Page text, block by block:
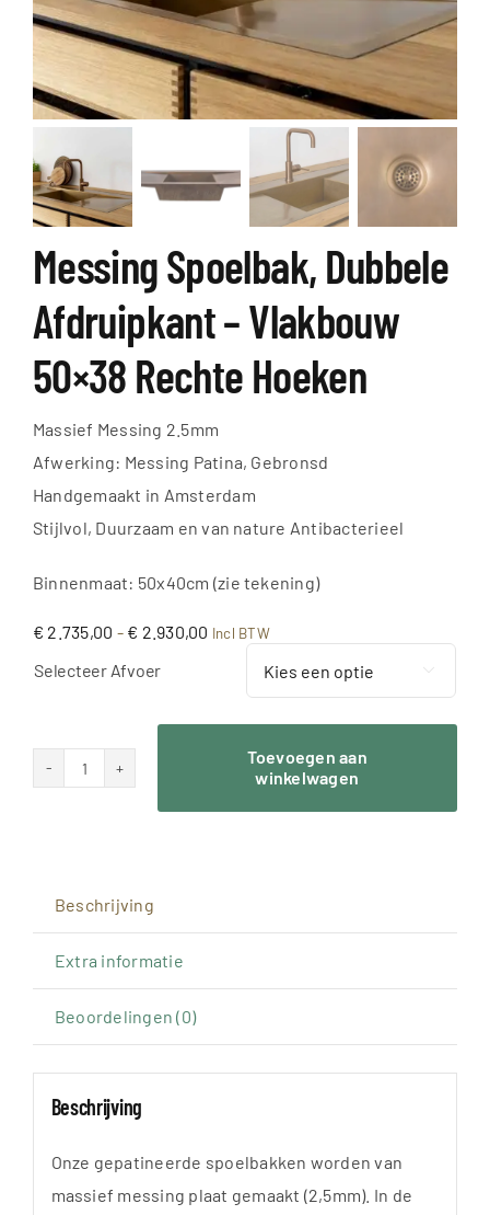
Messing Spoelbak, Dubbele
Afdruipkant – Vlakbouw
50×38 Rechte Hoeken
Massief Messing 2.5mm
Afwerking: Messing Patina, Gebronsd
Handgemaakt in Amsterdam
Stijlvol, Duurzaam en van nature Antibacterieel
Binnenmaat: 50x40cm (zie tekening)
€ 2.735,00 - € 2.930,00 Prijsklasse:
€ 2.735,00
€ 2.930,00
Incl BTW
Selecteer Afvoer
Messing
spoelbak,
-
rechte
hoeken
aantal
Toevoegen aan
winkelwagen
Beschrijving
Extra informatie
Beoordelingen (0)
Beschrijving
Onze gepatineerde spoelbakken worden van
massief messing plaat gemaakt (2,5mm). In de